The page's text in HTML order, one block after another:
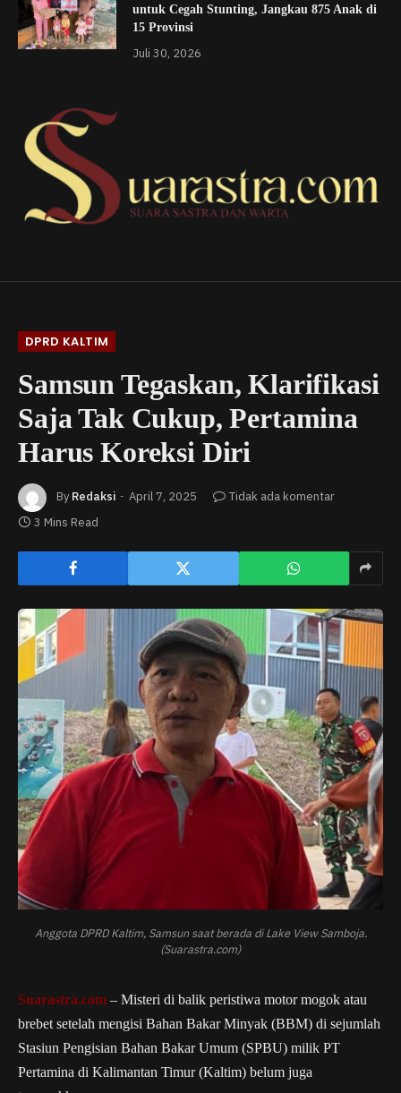
untuk Cegah Stunting, Jangkau 875 Anak di
15 Provinsi
Juli 30, 2026
DPRD KALTIM
Samsun Tegaskan, Klarifikasi
Saja Tak Cukup, Pertamina
Harus Koreksi Diri
By Redaksi April 7, 2025
Tidak ada komentar
3 Mins Read
Anggota DPRD Kaltim, Samsun saat berada di Lake View Samboja.
(Suarastra.com)
Suarastra.com – Misteri di balik peristiwa motor mogok atau
brebet setelah mengisi Bahan Bakar Minyak (BBM) di sejumlah
Stasiun Pengisian Bahan Bakar Umum (SPBU) milik PT
Pertamina di Kalimantan Timur (Kaltim) belum juga